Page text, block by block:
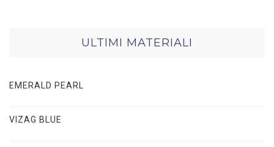
ULTIMI MATERIALI
EMERALD PEARL
VIZAG BLUE